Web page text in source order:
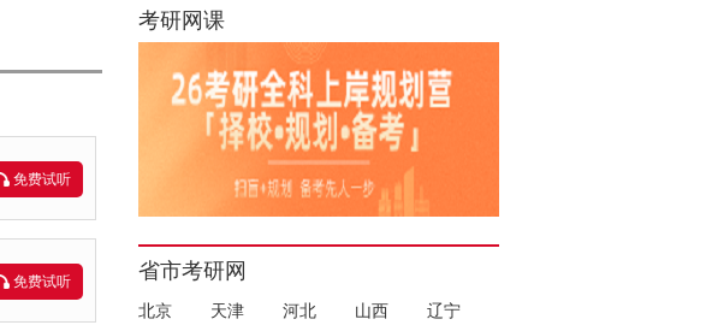
免费试听
免费试听
考研网课
省市考研网
北京 天津 河北 山西
辽宁